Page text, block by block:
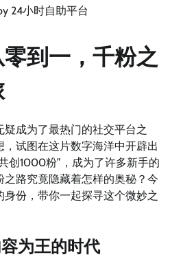
24小时自助平台
到一，千粉之
成为了最热门的社交平台之
试图在这片数字海洋中开辟出
创1000粉”，成为了许多新手的
之路究竟隐藏着怎样的奥秘？今
份，带你一起探寻这个微妙之
为王的时代